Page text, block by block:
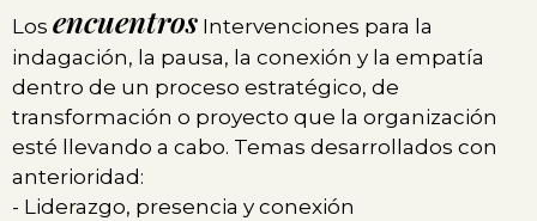
Los encuentros Intervenciones para la
indagación, la pausa, la conexión y la empatía
dentro de un proceso estratégico, de
transformación o proyecto que la organización
esté llevando a cabo. Temas desarrollados con
anterioridad:
- Liderazgo, presencia y conexión